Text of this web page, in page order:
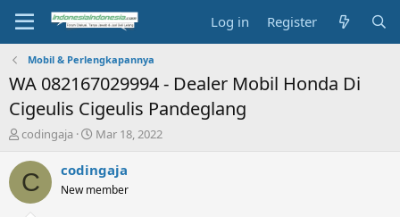
Log in Register
Mobil & Perlengkapannya
WA 082167029994 - Dealer Mobil Honda Di
Cigeulis Cigeulis Pandeglang
T
r
e
a
codingaja
S
a
t
Mar 18, 2022
C codingaja
New member